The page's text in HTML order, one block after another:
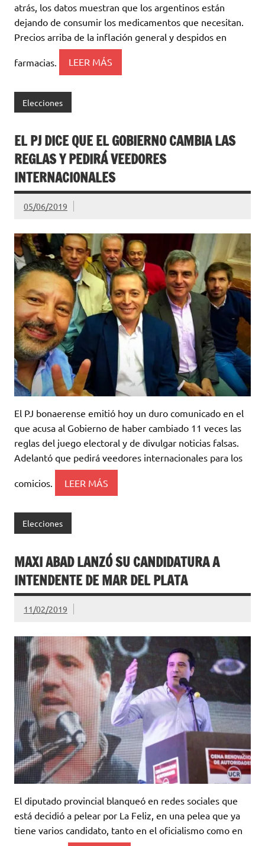
atrás, los datos muestran que los argentinos están
dejando de consumir los medicamentos que necesitan.
Precios arriba de la inflación general y despidos en
farmacias. LEER MÁS
Elecciones
EL PJ DICE QUE EL GOBIERNO CAMBIA LAS
REGLAS Y PEDIRÁ VEEDORES
INTERNACIONALES
05/06/2019
El PJ bonaerense emitió hoy un duro comunicado en el
que acusa al Gobierno de haber cambiado 11 veces las
reglas del juego electoral y de divulgar noticias falsas.
Adelantó que pedirá veedores internacionales para los
comicios. LEER MÁS
Elecciones
MAXI ABAD LANZÓ SU CANDIDATURA A
INTENDENTE DE MAR DEL PLATA
11/02/2019
El diputado provincial blanqueó en redes sociales que
está decidió a pelear por La Feliz, en una pelea que ya
tiene varios candidato, tanto en el oficialismo como en